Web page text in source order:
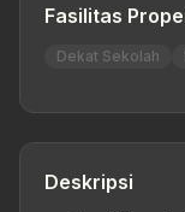
Fasilitas
Dekat Sekolah
Deskripsi